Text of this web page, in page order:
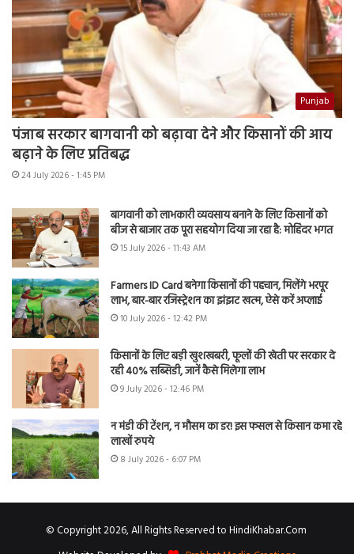
Punjab
पंजाब सरकार बागवानी को बढ़ावा देने और किसानों की आय
बढ़ाने के लिए प्रतिबद्ध
24 July 2026 - 1:45 PM
बागवानी को लाभकारी व्यवसाय बनाने के लिए किसानों को
बीज से बाजार तक पूरा सहयोग दिया जा रहा है: मोहिंदर भगत
15 July 2026 - 11:43 AM
Farmers ID Card बनेगा किसानों की पहचान, मिलेंगे भरपूर
लाभ, बार-बार रजिस्ट्रेशन का झंझट खत्म, ऐसे करें अप्लाई
10 July 2026 - 12:42 PM
किसानों के लिए बड़ी खुशखबरी, फूलों की खेती पर सरकार दे
रही 40% सब्सिडी, जानें कैसे मिलेगा लाभ
9 July 2026 - 12:46 PM
न मंडी की टेंशन, न मौसम का डर! इस फसल से किसान कमा रहे
लाखों रुपये
8 July 2026 - 6:07 PM
© Copyright 2026, All Rights Reserved to HindiKhabar.Com